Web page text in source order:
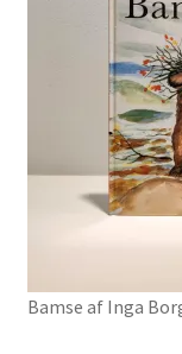
Bamse af Inga